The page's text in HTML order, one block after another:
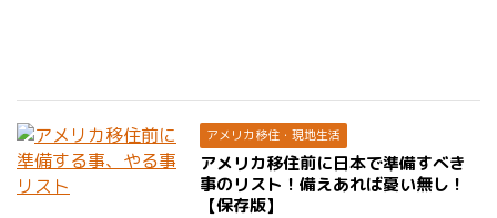
アメリカ移住・現地生活
アメリカ移住前に日本で準備すべき
事のリスト！備えあれば憂い無し！
【保存版】